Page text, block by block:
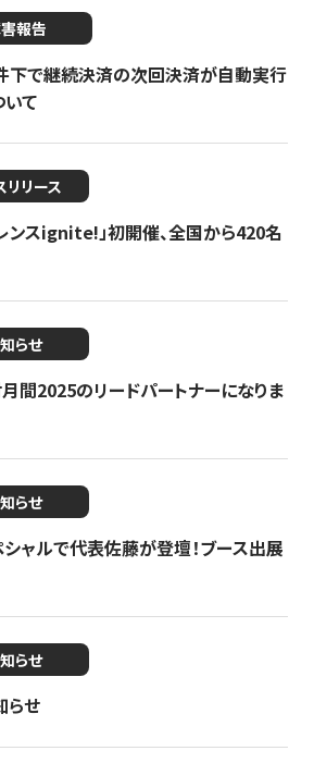
報告
下で継続決済の次回決済が自動実行
て
リリース
ンスignite!」初開催、全国から420名
らせ
間2025のリードパートナーになりま
らせ
シャルで代表佐藤が登壇！ブース出展
らせ
らせ